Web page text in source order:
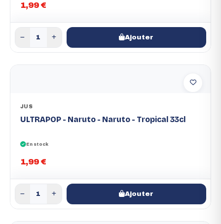
1,99 €
Ajouter
JUS
ULTRAPOP - Naruto - Naruto - Tropical 33cl
En stock
1,99 €
Ajouter